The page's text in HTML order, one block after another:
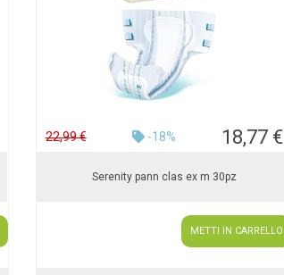
22,99 € -18% 18,77 €
Serenity pann clas ex m 30pz
METTI IN CARRELLO